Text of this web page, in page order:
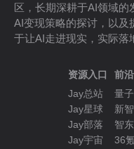
区，长期深耕于AI领域的
AI变现策略的探讨，以及
于让AI走进现实，实际落
资源入口
Jay总站
Jay星球
Jay部落
Jay宇宙
前
量
新
智
36